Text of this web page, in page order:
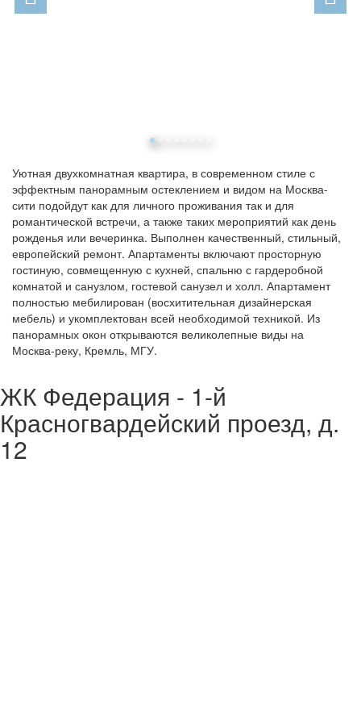
Уютная двухкомнатная квартира, в современном стиле с
эффектным панорамным остеклением и видом на Москва-
сити подойдут как для личного проживания так и для
романтической встречи, а также таких мероприятий как день
рожденья или вечеринка. Выполнен качественный, стильный,
европейский ремонт. Апартаменты включают просторную
гостиную, совмещенную с кухней, спальню с гардеробной
комнатой и санузлом, гостевой санузел и холл. Апартамент
полностью мебилирован (восхитительная дизайнерская
мебель) и укомплектован всей необходимой техникой. Из
панорамных окон открываются великолепные виды на
Москва-реку, Кремль, МГУ.
ЖК Федерация - 1-й
Красногвардейский проезд, д.
12